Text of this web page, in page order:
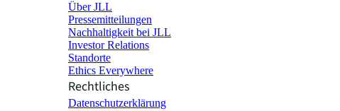
Über JLL
Pressemitteilungen
Nachhaltigkeit bei JLL
Investor Relations
Standorte
Ethics Everywhere
Rechtliches
Datenschutzerklärung